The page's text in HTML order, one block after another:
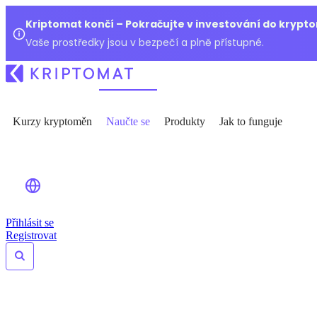
Kriptomat končí – Pokračujte v investování do
Vaše prostředky jsou v bezpečí a plně přístupné.
Kurzy kryptoměn Naučte se Produkty Jak to funguje
Přihlásit se
Registrovat